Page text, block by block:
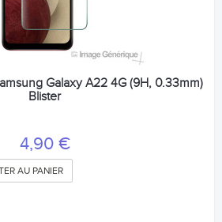
Galaxy A22 4G (9H, 0.33mm)
Blister
4,90 €
AU PANIER